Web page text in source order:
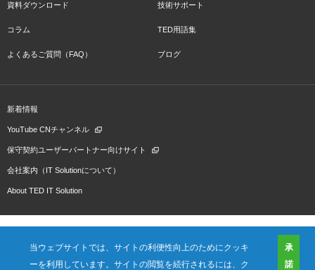
当ウェブサイトでは、サイトの利便性向上のためにクッキ
ーを利用しています。サイトの閲覧を続行されるには、ク
承
諾
資料ダウンロード 技術サポート
コラム TED用語集
よくあるご質問（FAQ） ブログ
新着情報
YouTube CNチャンネル
保守契約ユーザーパートナー向けサイト
会社案内（IT Solutionについて）
About TED IT Solution
会社概要 ご利用規約 プライバシーポリシー プレスリリース（プロダクト)